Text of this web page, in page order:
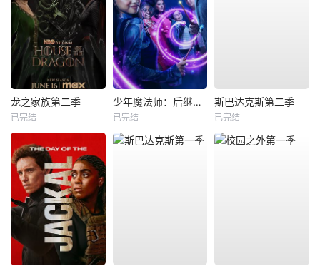
龙之家族第二季
已完结
少年魔法师：后继者第三季
已完结
斯巴达克斯第二季
已完结